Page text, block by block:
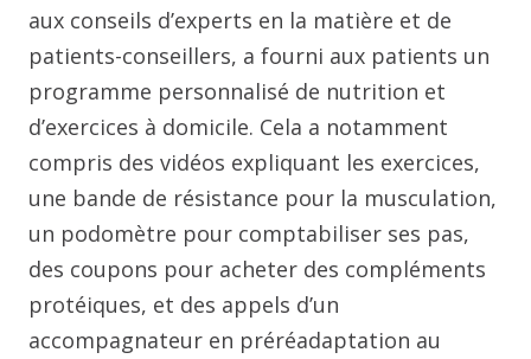
aux conseils d’experts en la matière et de
patients-conseillers, a fourni aux patients un
programme personnalisé de nutrition et
d’exercices à domicile. Cela a notamment
compris des vidéos expliquant les exercices,
une bande de résistance pour la musculation,
un podomètre pour comptabiliser ses pas,
des coupons pour acheter des compléments
protéiques, et des appels d’un
accompagnateur en préréadaptation au